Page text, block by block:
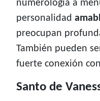
numerología a
personalidad
preocupan
También pueden
fuerte conexión
Santo de